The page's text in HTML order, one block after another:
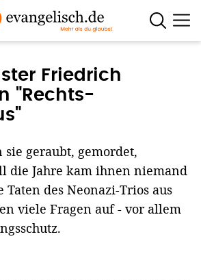
Friedrich
"Rechts-
sie geraubt, gemordet,
die Jahre kam ihnen niemand
Taten des Neonazi-Trios aus
viele Fragen auf - vor allem